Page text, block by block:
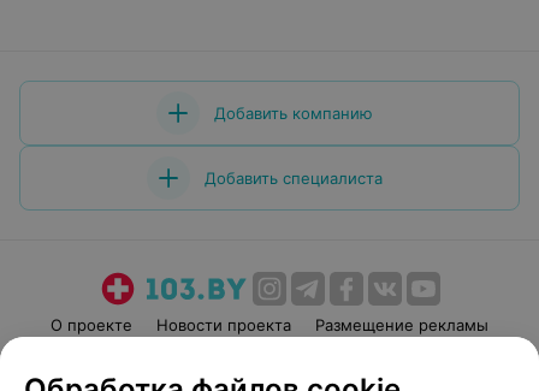
профессионально! Уважаемое руководство больницы,
будьте добры, поощрите Наталью Николаевну
премией. Спасибо за такого замечательного
сотрудника! Всем здоровья!
Добавить компанию
Добавить специалиста
О проекте Новости проекта
Размещение рекламы